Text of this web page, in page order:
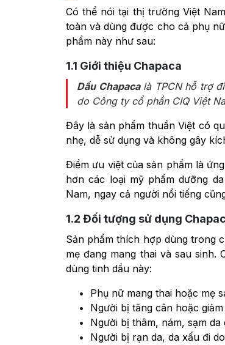
Có thể nói tại thị trường Việt
toàn và dùng được cho cả phụ
phẩm này như sau:
1.1 Giới thiệu Chapaca
Dầu Chapacalà TPCN hỗ trợ
do Công ty cổ phần CIQ Việt
Đây là sản phẩm thuần Việt có
nhẹ, dễ sử dụng và không gây
Điểm ưu việt của sản phẩm là
hơn các loại mỹ phẩm dưỡng
Nam, ngay cả người nổi tiếng
1.2 Đối tượng sử dụng
Sản phẩm thích hợp dùng trong
mẹ đang mang thai và sau sinh.
dùng tinh dầu này:
Phụ nữ mang thai hoặc mẹ
Người bị tăng cân hoặc
Người bị thâm, nám, sạm
Người bị rạn da, da xấu đi